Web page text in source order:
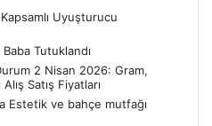
Uyuşturucu
Tutuklandı
2 Nisan 2026: Gram,
Satış Fiyatları
Estetik ve bahçe mutfağı